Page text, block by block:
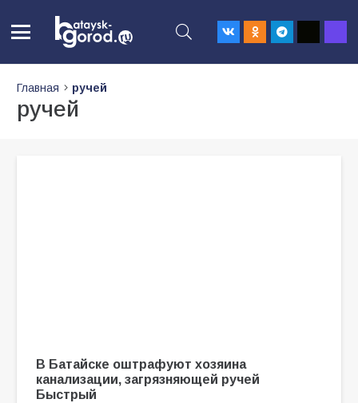
Главная ручей
ручей
В Батайске оштрафуют хозяина
канализации, загрязняющей ручей
Быстрый